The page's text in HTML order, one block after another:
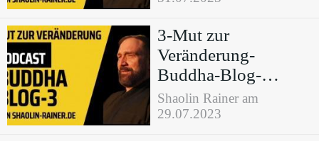
3-Mut zur
Veränderung-
Buddha-Blog-
Podcast-Buddhismus
im Alltag
Shaolin Rainer am
29.07.2023